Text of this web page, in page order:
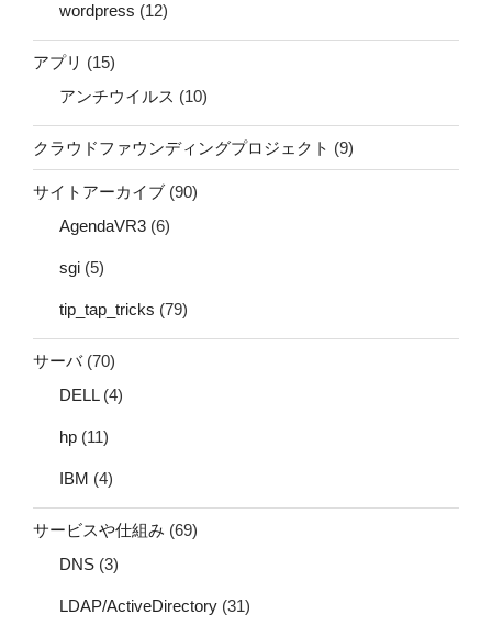
wordpress (12)
アプリ (15)
アンチウイルス (10)
クラウドファウンディングプロジェクト (9)
サイトアーカイブ (90)
AgendaVR3 (6)
sgi (5)
tip_tap_tricks (79)
サーバ(70)
DELL(4)
hp (11)
IBM (4)
サービスや仕組み (69)
DNS (3)
LDAP/ActiveDirectory (31)